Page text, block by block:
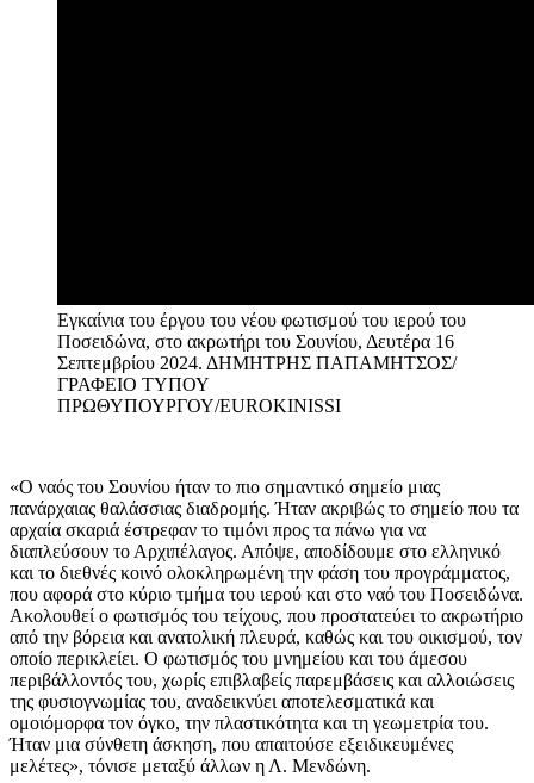
Εγκαίνια του έργου του νέου φωτισμού του ιερού του
Ποσειδώνα, στο ακρωτήρι του Σουνίου, Δευτέρα 16
Σεπτεμβρίου 2024. ΔΗΜΗΤΡΗΣ ΠΑΠΑΜΗΤΣΟΣ/
ΓΡΑΦΕΙΟ ΤΥΠΟΥ
ΠΡΩΘΥΠΟΥΡΓΟΥ/EUROKINISSI
«Ο ναός του Σουνίου ήταν το πιο σημαντικό σημείο μιας
πανάρχαιας θαλάσσιας διαδρομής. Ήταν ακριβώς το σημείο που τα
αρχαία σκαριά έστρεφαν το τιμόνι προς τα πάνω για να
διαπλεύσουν το Αρχιπέλαγος. Απόψε, αποδίδουμε στο ελληνικό
και το διεθνές κοινό ολοκληρωμένη την φάση του προγράμματος,
που αφορά στο κύριο τμήμα του ιερού και στο ναό του Ποσειδώνα.
Ακολουθεί ο φωτισμός του τείχους, που προστατεύει το ακρωτήριο
από την βόρεια και ανατολική πλευρά, καθώς και του οικισμού, τον
οποίο περικλείει. Ο φωτισμός του μνημείου και του άμεσου
περιβάλλοντός του, χωρίς επιβλαβείς παρεμβάσεις και αλλοιώσεις
της φυσιογνωμίας του, αναδεικνύει αποτελεσματικά και
ομοιόμορφα τον όγκο, την πλαστικότητα και τη γεωμετρία του.
Ήταν μια σύνθετη άσκηση, που απαιτούσε εξειδικευμένες
μελέτες», τόνισε μεταξύ άλλων η Λ. Μενδώνη.